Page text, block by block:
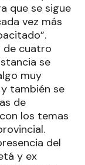
que se sigue
vez más
de cuatro
se
muy
también se
de
los temas
del
y ex